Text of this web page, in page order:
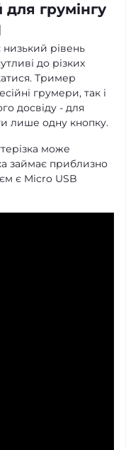
для грумінгу
рівень
до різких
Тример
грумери, так і
досвіду - для
лише одну кнопку.
може
займає приблизно
є Micro USB